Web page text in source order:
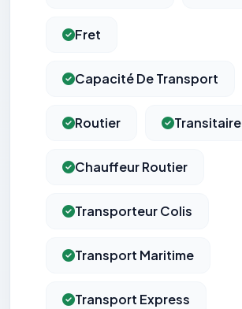
Fret
Capacité De Transport
Routier Transitaire
Chauffeur Routier
Transporteur Colis
Transport Maritime
Transport Express